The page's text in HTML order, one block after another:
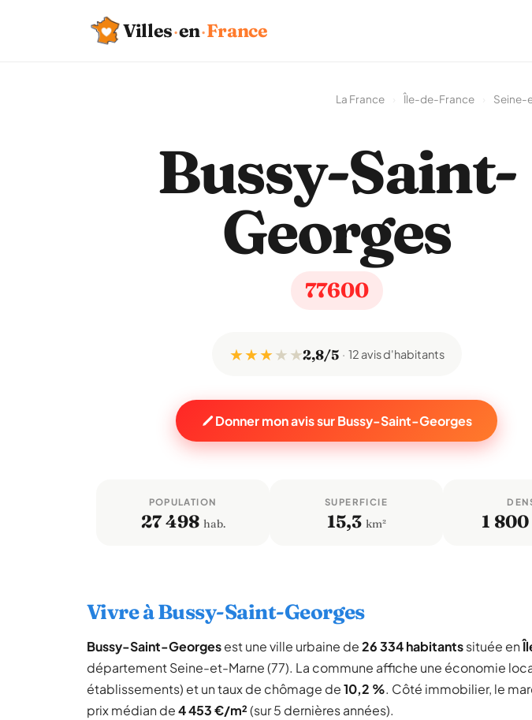
Villes·en·France
La France Île-de-France Seine-
Bussy-Saint-
Georges
77600
★ ★ ★★ ★2,8/5 12 avis d'habitants
Donner mon avis sur Bussy-Saint-Georges
POPULATION
27 498 hab.
SUPERFICIE
15,3 km² 1 800
Vivre à Bussy-Saint-Georges
Bussy-Saint-Georgesest une ville urbaine de26 334 habitantssituée en
département Seine-et-Marne (77). La commune affiche une économie
établissements) et un taux de chômage de10,2 %. Côté immobilier, le
prix médian de4 453 €/m²(sur 5 dernières années).